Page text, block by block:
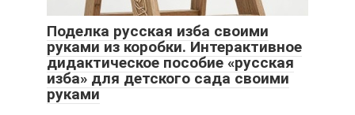
Поделка русская изба своими
руками из коробки. Интерактивное
дидактическое пособие «русская
изба» для детского сада своими
руками